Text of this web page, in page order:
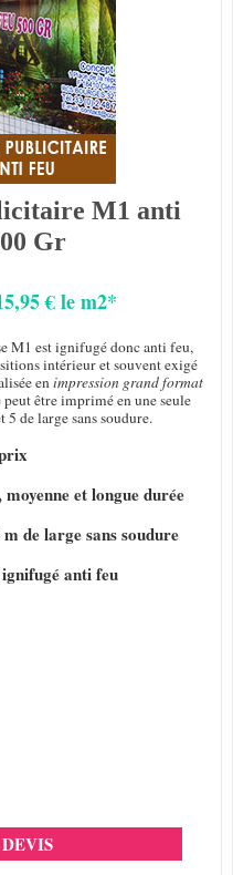
M1 anti
Gr
€ le m2*
M1 est ignifugé donc anti feu,
intérieur et souvent exigé
enimpression grand format
être imprimé en une seule
5 de large sans soudure.
et longue durée
de large sans soudure
anti feu